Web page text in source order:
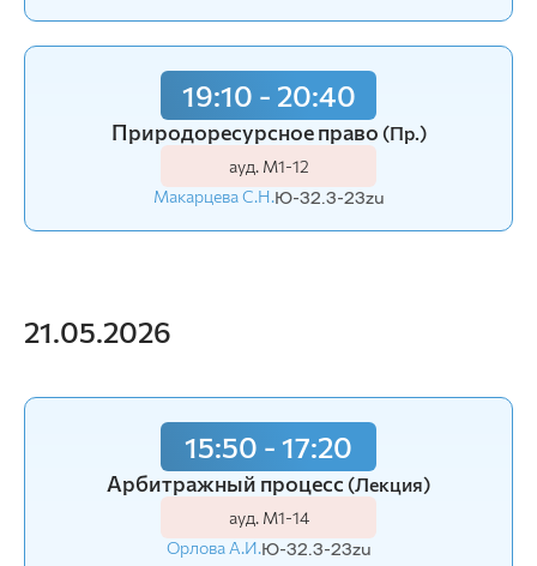
19:10 - 20:40
Природоресурсное право (Пр.)
ауд. М1-12
Макарцева С.Н.Ю-32.3-23zu
21.05.2026
15:50 - 17:20
Арбитражный процесс (Лекция)
ауд. М1-14
Орлова А.И.Ю-32.3-23zu